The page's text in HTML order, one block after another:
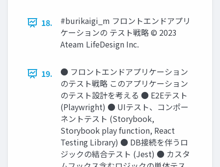
18.
#burikaigi_m フロントエンドアプリ
ケーションの テスト戦略 © 2023
Ateam LifeDesign Inc.
19.
● フロントエンドアプリケーション
のテスト戦略 このアプリケーション
のテスト設計を考える ● E2Eテスト
(Playwright) ● UIテスト、コンポー
ネントテスト (Storybook,
Storybook play function, React
Testing Library) ● DB接続を伴うロ
ジックの結合テスト (Jest) ● カスタ